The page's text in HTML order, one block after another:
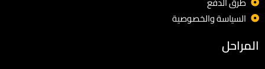
السياسة والخصوصية
المراحل